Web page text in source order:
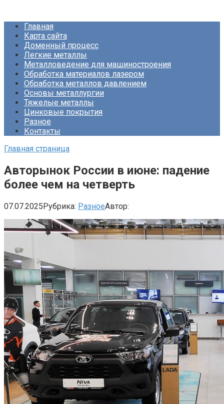
контентуГлавная
Карта сайта
Доменный процесс
Легкие металлы
Металловедение для машиностроения
Обработка материалов лазером
Обработка металлов давлением
Основы металлургии
Тяжелые металлы
Цинковые покрытия
Разное
Контакты
Главная страница
Авторынок России в июне: падение
более чем на четверть
07.07.2025Рубрика: РазноеАвтор: